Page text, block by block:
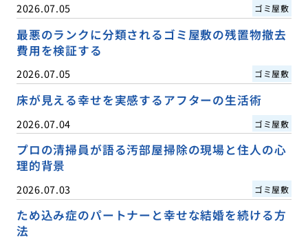
2026.07.05 ゴミ屋敷
最悪のランクに分類されるゴミ屋敷の残置物撤去
費用を検証する
2026.07.05 ゴミ屋敷
床が見える幸せを実感するアフターの生活術
2026.07.04 ゴミ屋敷
プロの清掃員が語る汚部屋掃除の現場と住人の心
理的背景
2026.07.03 ゴミ屋敷
ため込み症のパートナーと幸せな結婚を続ける方
法